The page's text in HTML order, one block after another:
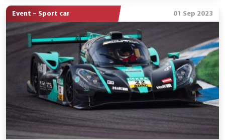
Event – Sport car 01 Sep 2023